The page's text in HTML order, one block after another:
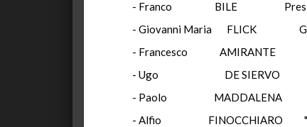
- Franco BILE
- Giovanni Maria FLICK
- Francesco AMIRANTE
- Ugo DE
- Paolo MADDALENA
- Alfio FINOCCHIARO "